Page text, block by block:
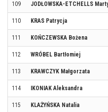
109 JODŁOWSKA-ETCHELLS
110 KRAS Patrycja
111 KOŃCZEWSKA Bożena
112 WRÓBEL Bartłomiej
113 KRAWCZYK Małgorzata
114 IKONIAK Aleksandra
115 KLAŻYŃSKA Natalia